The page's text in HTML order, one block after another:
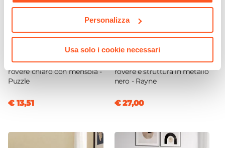
Personalizza
Usa solo i cookie necessari
PUZZLE-RSM
Cubo modulare effetto
rovere chiaro con mensola -
Puzzle
€ 13,51
CODICE:RYN-4N
Tavolino 40x40 cm con top
rovere e struttura in metallo
nero - Rayne
€ 27,00